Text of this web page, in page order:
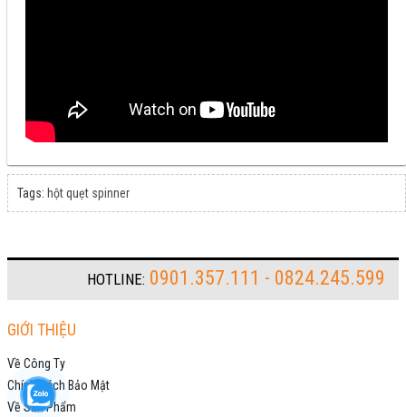
Tags: hột quẹt spinner
HOTLINE: 0901.357.111 - 0824.245.599
GIỚI THIỆU
Về Công Ty
Chính Sách Bảo Mật
Về Sản Phẩm